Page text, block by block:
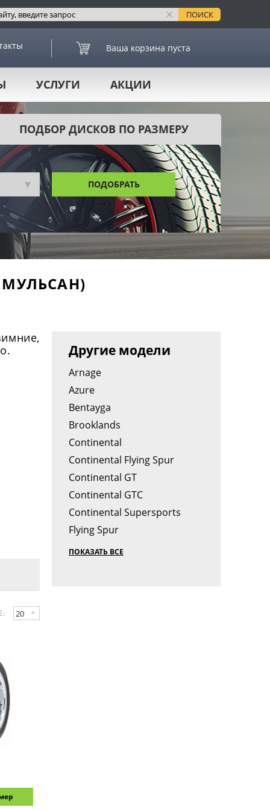
Ваша корзина пуста
УСЛУГИ АКЦИИ
ПОДБОР ДИСКОВ ПО РАЗМЕРУ
ПОДОБРАТЬ
МУЛЬСАН)
20
Другие модели
Arnage
Azure
Bentayga
Brooklands
Continental
Continental Flying Spur
Continental GT
Continental GTC
Continental Supersports
Flying Spur
ПОКАЗАТЬ ВСЕ